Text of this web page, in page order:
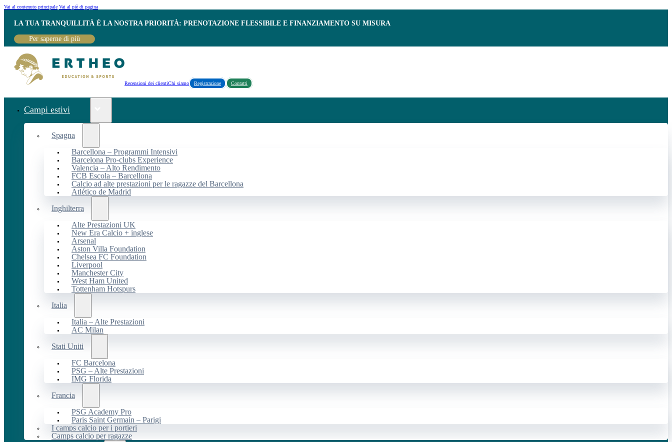
Vai al contenuto principale Vai al piè di pagina
LA TUA TRANQUILLITÀ È LA NOSTRA PRIORITÀ: PRENOTAZIONE FLESSIBILE E FINANZIAMENTO SU MISURA
Per saperne di più
Recensioni dei clientiChi siamo Registrazione Contatti
Campi estivi
Spagna
Barcellona – Programmi Intensivi
Barcelona Pro-clubs Experience
Valencia – Alto Rendimento
FCB Escola – Barcellona
Calcio ad alte prestazioni per le ragazze del Barcellona
Atlético de Madrid
Inghilterra
Alte Prestazioni UK
New Era Calcio + inglese
Arsenal
Aston Villa Foundation
Chelsea FC Foundation
Liverpool
Manchester City
West Ham United
Tottenham Hotspurs
Italia
Italia – Alte Prestazioni
AC Milan
Stati Uniti
FC Barcelona
PSG – Alte Prestazioni
IMG Florida
Francia
PSG Academy Pro
Paris Saint Germain – Parigi
I camps calcio per i portieri
Camps calcio per ragazze